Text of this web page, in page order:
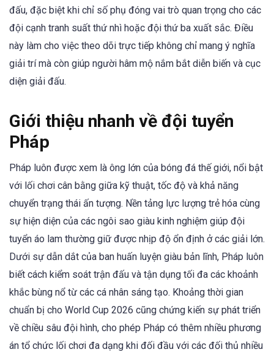
đấu, đặc biệt khi chỉ số phụ đóng vai trò quan trọng cho các
đội cạnh tranh suất thứ nhì hoặc đội thứ ba xuất sắc. Điều
này làm cho việc theo dõi trực tiếp không chỉ mang ý nghĩa
giải trí mà còn giúp người hâm mộ nắm bắt diễn biến và cục
diện giải đấu.
Giới thiệu nhanh về đội tuyển
Pháp
Pháp luôn được xem là ông lớn của bóng đá thế giới, nổi bật
với lối chơi cân bằng giữa kỹ thuật, tốc độ và khả năng
chuyển trạng thái ấn tượng. Nền tảng lực lượng trẻ hóa cùng
sự hiện diện của các ngôi sao giàu kinh nghiệm giúp đội
tuyển áo lam thường giữ được nhịp độ ổn định ở các giải lớn.
Dưới sự dẫn dắt của ban huấn luyện giàu bản lĩnh, Pháp luôn
biết cách kiểm soát trận đấu và tận dụng tối đa các khoảnh
khắc bùng nổ từ các cá nhân sáng tạo. Khoảng thời gian
chuẩn bị cho World Cup 2026 cũng chứng kiến sự phát triển
về chiều sâu đội hình, cho phép Pháp có thêm nhiều phương
án tổ chức lối chơi đa dạng khi đối đầu với các đối thủ nhiều